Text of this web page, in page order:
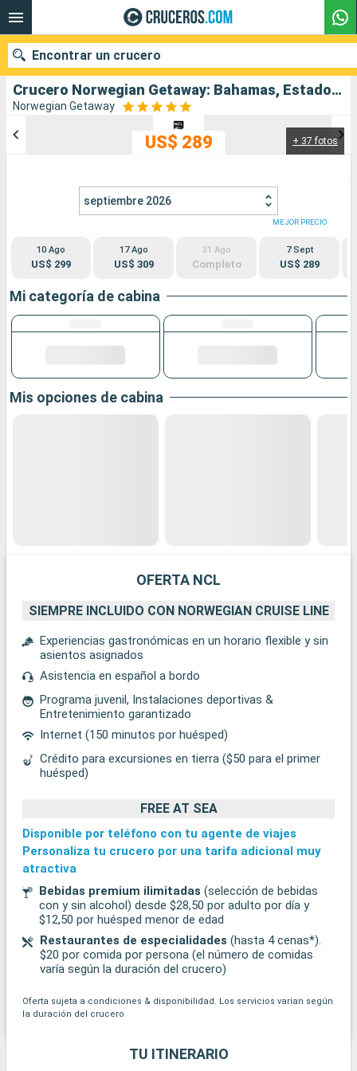
Crucero Norwegian Getaway: Bahamas, Estados Unidos salida desde Miami
Norwegian Getaway
+ 37 fotos
US$ 289
septiembre 2026
10 Ago
US$ 299
17 Ago
US$ 309
31 Ago
Completo
MEJOR PRECIO
7 Sept
US$ 289
Mi categoría de cabina
Mis opciones de cabina
OFERTA NCL
SIEMPRE INCLUIDO CON NORWEGIAN CRUISE LINE
Experiencias gastronómicas en un horario flexible y sin
asientos asignados
Asistencia en español a bordo
Programa juvenil, Instalaciones deportivas &
Entretenimiento garantizado
Internet (150 minutos por huésped)
Crédito para excursiones en tierra ($50 para el primer
huésped)
FREE AT SEA
Disponible por teléfono con tu agente de viajes
Personaliza tu crucero por una tarifa adicional muy
atractiva
Bebidas premium ilimitadas (selección de bebidas
con y sin alcohol) desde $28,50 por adulto por día y
$12,50 por huésped menor de edad
Restaurantes de especialidades (hasta 4 cenas*).
$20 por comida por persona (el número de comidas
varía según la duración del crucero)
Oferta sujeta a condiciones & disponibilidad. Los servicios varían según
la duración del crucero
TU ITINERARIO
Encontrar un crucero
Compañías
Buscar